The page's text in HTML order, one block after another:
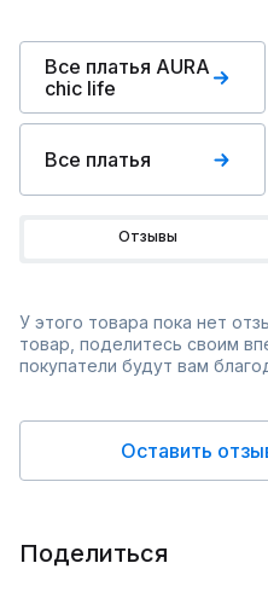
Все платья AURA
chic life
Все платья
Отзывы
У этого товара пока нет
товар, поделитесь своим
покупатели будут вам
Оставить
Поделиться